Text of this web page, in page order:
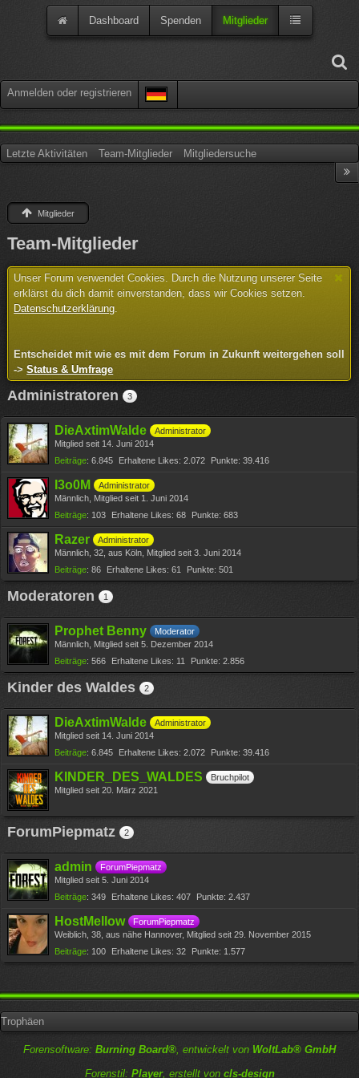
Anmelden oder registrieren
Dashboard Spenden Mitglieder
Letzte Aktivitäten Team-Mitglieder Mitgliedersuche
Mitglieder
Team-Mitglieder
Unser Forum verwendet Cookies. Durch die Nutzung unserer Seite
erklärst du dich damit einverstanden, dass wir Cookies setzen.
Datenschutzerklärung.
Entscheidet mit wie es mit dem Forum in Zukunft weitergehen soll
->Status & Umfrage
Administratoren 3
DieAxtimWalde
Administrator
Mitglied seit 14. Juni 2014
Beiträge 6.845 Erhaltene Likes 2.072 Punkte 39.416
I3o0M
Administrator
Männlich Mitglied seit 1. Juni 2014
Beiträge 103 Erhaltene Likes 68 Punkte 683
Razer
Administrator
Männlich 32 aus Köln Mitglied seit 3. Juni 2014
Beiträge 86 Erhaltene Likes 61 Punkte 501
Moderatoren 1
Prophet Benny
Moderator
Männlich Mitglied seit 5. Dezember 2014
Beiträge 566 Erhaltene Likes 11 Punkte 2.856
Kinder des Waldes 2
DieAxtimWalde
Administrator
Mitglied seit 14. Juni 2014
Beiträge 6.845 Erhaltene Likes 2.072 Punkte 39.416
KINDER_DES_WALDES
Bruchpilot
Mitglied seit 20. März 2021
ForumPiepmatz 2
admin
ForumPiepmatz
Mitglied seit 5. Juni 2014
Beiträge 349 Erhaltene Likes 407 Punkte 2.437
HostMellow
ForumPiepmatz
Weiblich 38 aus nähe Hannover Mitglied seit 29. November 2015
Beiträge 100 Erhaltene Likes 32 Punkte 1.577
Trophäen
Forensoftware: Burning Board®, entwickelt von WoltLab® GmbH
Forenstil: Player, erstellt von cls-design